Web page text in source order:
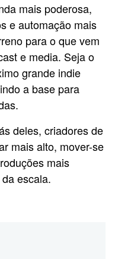
mais poderosa,
e automação mais
para o que vem
e media. Seja o
grande indie
a base para
deles, criadores de
mais alto, mover-se
mais
escala.